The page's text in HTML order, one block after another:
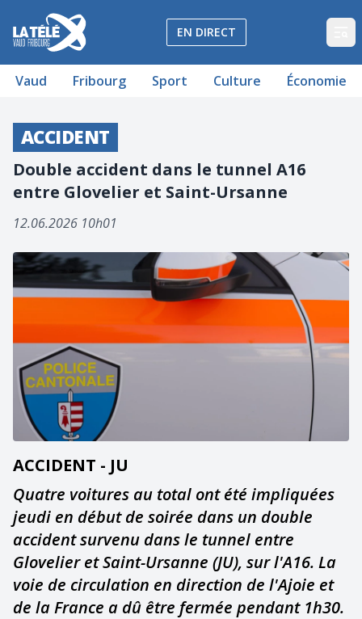
La Télé - Télévision régionale Vaud et Fribourg
EN DIRECT
Vaud Fribourg Sport Culture Économie
ACCIDENT
Double accident dans le tunnel A16
entre Glovelier et Saint-Ursanne
12.06.2026 10h01
ACCIDENT - JU
Quatre voitures au total ont été impliquées
jeudi en début de soirée dans un double
accident survenu dans le tunnel entre
Glovelier et Saint-Ursanne (JU), sur l'A16. La
voie de circulation en direction de l'Ajoie et
de la France a dû être fermée pendant 1h30.